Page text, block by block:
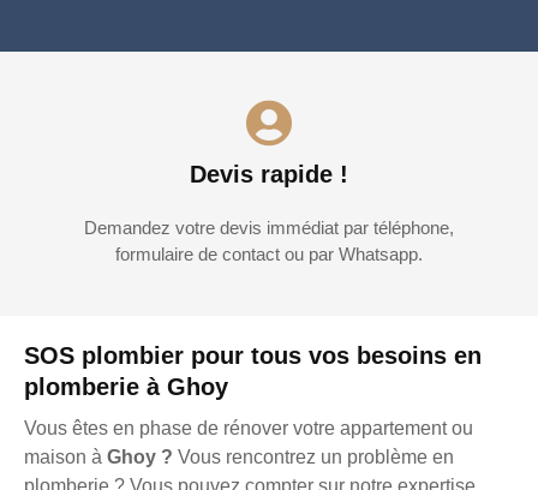
SOS plombier pour tous vos besoins en
plomberie à Ghoy
Vous êtes en phase de rénover votre appartement ou
maison à Ghoy ? Vous rencontrez un problème en
Devis rapide !
Demandez votre devis immédiat par téléphone,
formulaire de contact ou par Whatsapp.